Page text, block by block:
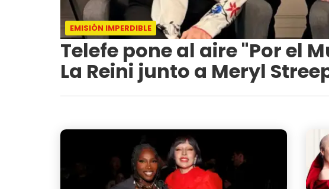
EMISIÓN IMPERDIBLE
Telefe pone al aire "Por el
La Reini junto a Meryl